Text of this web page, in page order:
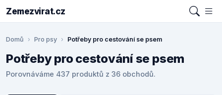
Zemezvirat.cz
Domů Pro psy Potřeby pro cestování se psem
Potřeby pro cestování se psem
Porovnáváme 437 produktů z 36 obchodů.